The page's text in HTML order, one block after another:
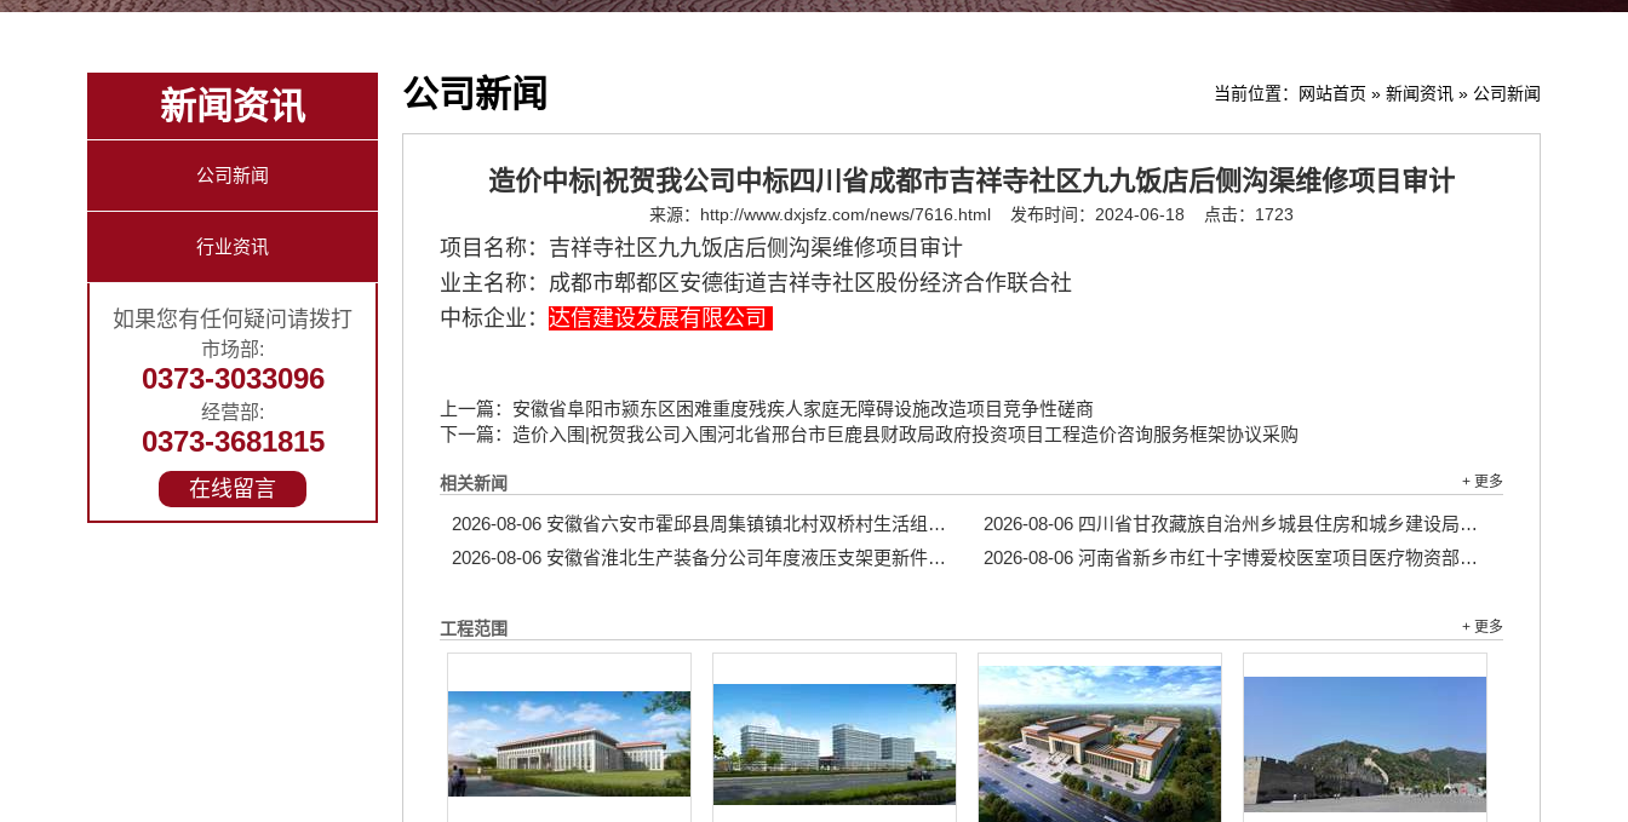
新闻资讯
公司新闻
行业资讯
如果您有任何疑问请拨打
市场部:
0373-3033096
经营部:
0373-3681815
在线留言
公司新闻 当前位置： 网站首页 » 新闻资讯 » 公司新闻
造价中标|祝贺我公司中标四川省成都市吉祥寺社区九九饭店后侧沟渠维修项目审计
来源： http://www.dxjsfz.com/news/7616.html 发布时间：2024-06-18 点击：1723
项目名称 ： 吉祥寺社区九九饭店后侧沟渠维修项目审计
业主名称： 成都市郫都区安德街道吉祥寺社区股份经济合作联合社
中标企业 ： 达信建设发展有限公司
上一篇： 安徽省阜阳市颍东区困难重度残疾人家庭无障碍设施改造项目竞争性磋商
下一篇： 造价入围|祝贺我公司入围河北省邢台市巨鹿县财政局政府投资项目工程造价咨询服务框架协议采购
相关新闻 + 更多
2026-08-06 安徽省六安市霍邱县周集镇镇北村双桥村生活组道路工程... 2026-08-06 四川省甘孜藏族自治州乡城县住房和城乡建设局乡城县城区主街巷环境整治及绿地配套工程竞争性磋商公告...
2026-08-06 安徽省淮北生产装备分公司年度液压支架更新件采购项目招标公告... 2026-08-06 河南省新乡市红十字博爱校医室项目医疗物资部分...
工程范围 + 更多